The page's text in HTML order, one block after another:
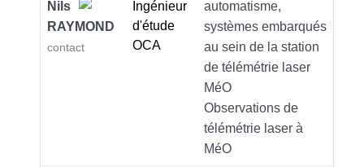
Nils
RAYMOND
contact
Ingénieur
d'étude
OCA
automatisme,
systèmes embarqués
au sein de la station
de télémétrie laser
MéO
Observations de
télémétrie laser à
MéO